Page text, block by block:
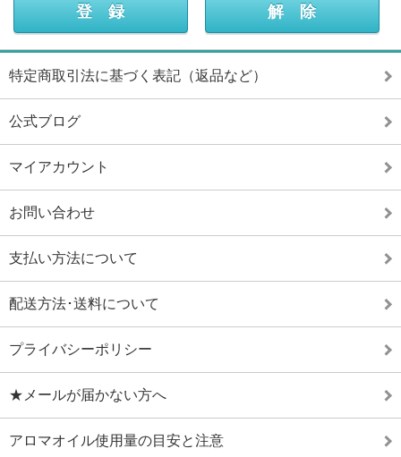
特定商取引法に基づく表記（返品など）
公式ブログ
マイアカウント
お問い合わせ
支払い方法について
配送方法･送料について
プライバシーポリシー
★メールが届かない方へ
アロマオイル使用量の目安と注意